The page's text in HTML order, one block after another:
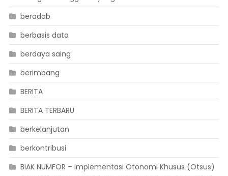
beradab
berbasis data
berdaya saing
berimbang
BERITA
BERITA TERBARU
berkelanjutan
berkontribusi
BIAK NUMFOR – Implementasi Otonomi Khusus (Otsus)